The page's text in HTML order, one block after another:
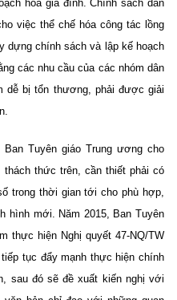
hóa gia đình. Chính sách dân
việc thể chế hóa công tác lồng
dựng chính sách và lập kế hoạch
các nhu cầu của các nhóm dân
dễ bị tổn thương, phải được giải
Tuyên giáo Trung ương cho
thức trên, cần thiết phải có
trong thời gian tới cho phù hợp,
hình mới. Năm 2015, Ban Tuyên
thực hiện Nghị quyết 47-NQ/TW
tục đẩy mạnh thực hiện chính
sau đó sẽ đề xuất kiến nghị với